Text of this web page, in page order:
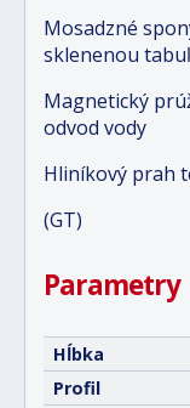
Mosadzné
sklenenou
Magnetický
odvod vody
Hliníkový prah
(GT)
Parametry
Hĺbka
Profil